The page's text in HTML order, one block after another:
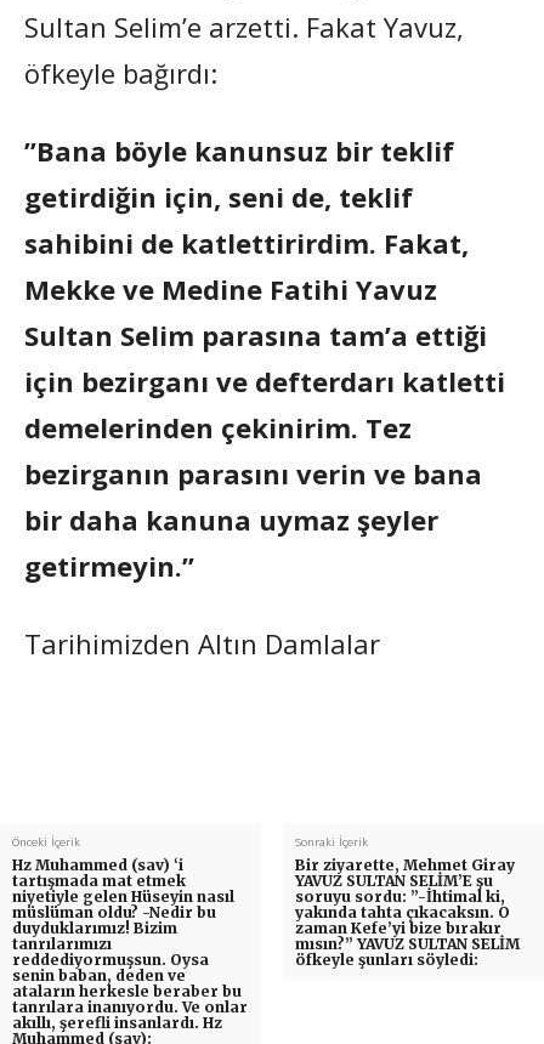
Sultan Selim’e arzetti. Fakat Yavuz,
öfkeyle bağırdı:
”Bana böyle kanunsuz bir teklif
getirdiğin için, seni de, teklif
sahibini de katlettirirdim. Fakat,
Mekke ve Medine Fatihi Yavuz
Sultan Selim parasına tam’a ettiği
için bezirganı ve defterdarı katletti
demelerinden çekinirim. Tez
bezirganın parasını verin ve bana
bir daha kanuna uymaz şeyler
getirmeyin.”
Tarihimizden Altın Damlalar
Önceki İçerik
Hz Muhammed (sav) ‘i
tartışmada mat etmek
niyetiyle gelen Hüseyin nasıl
müslüman oldu? -Nedir bu
duyduklarımız! Bizim
tanrılarımızı
reddediyormuşsun. Oysa
senin baban, deden ve
ataların herkesle beraber bu
tanrılara inanıyordu. Ve onlar
akıllı, şerefli insanlardı. Hz
Muhammed (sav):
Sonraki İçerik
Bir ziyarette, Mehmet Giray
YAVUZ SULTAN SELİM’E şu
soruyu sordu: ”-İhtimal ki,
yakında tahta çıkacaksın. O
zaman Kefe’yi bize bırakır
mısın?” YAVUZ SULTAN SELİM
öfkeyle şunları söyledi: